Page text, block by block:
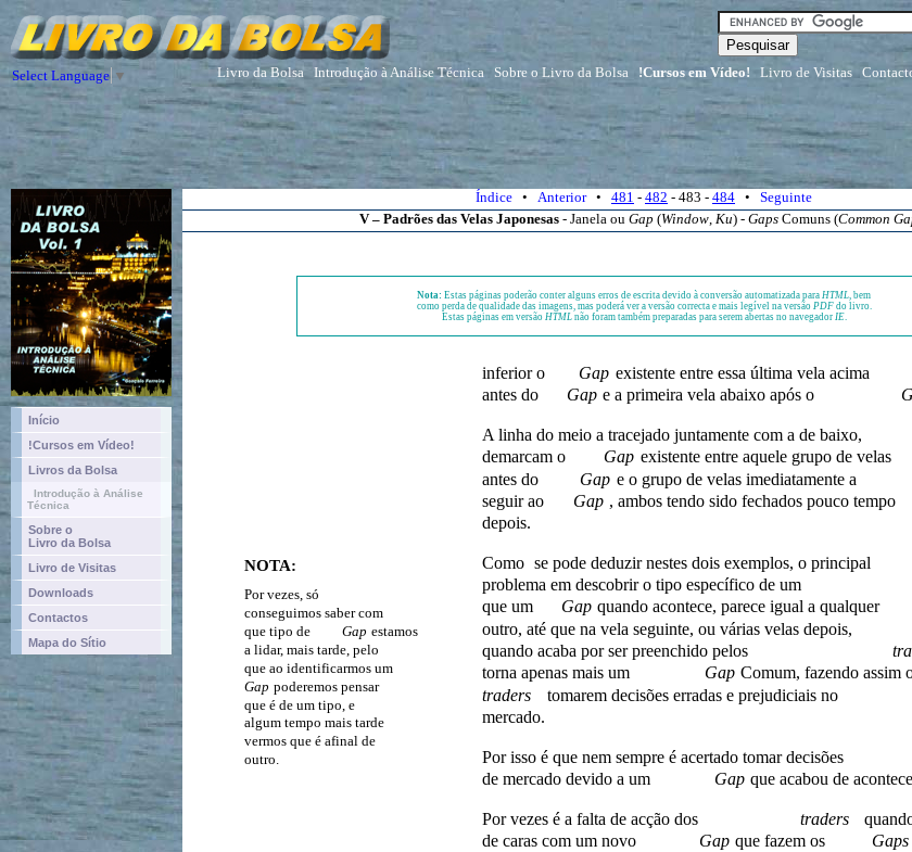
Select Language ▼ Livro da Bolsa Introdução à Análise Técnica Sobre o Livro da Bolsa !Cursos em Vídeo! Livro de Visitas
Início
!Cursos em Vídeo!
Livros da Bolsa
Introdução à Análise
Técnica
Sobre o
Livro da Bolsa
Livro de Visitas
Downloads
Contactos
Mapa do Sítio
V – Padrões das Velas Japonesas - Janela ou Gap (Window, Ku) - Gaps Comuns (Common
Índice • Anterior• 481 - 482 - 483 - 484 • Seguinte
inferior o Gap existente entre essa última vela acima
antes do
Gap e a primeira vela abaixo após o
A linha do meio a tracejado juntamente com a de baixo,
demarcam o
Gap existente entre aquele grupo de velas
antes do
Gap e o grupo de velas imediatamente a
seguir ao
Gap , ambos tendo sido fechados pouco tempo
depois.
Como se pode deduzir nestes dois exemplos, o principal
problema em descobrir o tipo específico de um
que um
Gap quando acontece, parece igual a qualquer
outro, até que na vela seguinte, ou várias velas depois,
quando acaba por ser preenchido pelos
torna apenas mais um
Gap Comum, fazendo assim
traders
tomarem decisões erradas e prejudiciais no
mercado.
Por isso é que nem sempre é acertado tomar decisões
de mercado devido a um
Gap que acabou de
Por vezes é a falta de acção dos traders
de caras com um novo
Gap que fazem os Gaps
NOTA:
Por vezes, só
conseguimos saber com
que tipo de
Gap estamos
a lidar, mais tarde, pelo
que ao identificarmos um
Gap poderemos pensar
que é de um tipo, e
algum tempo mais tarde
vermos que é afinal de
outro.
Nota: Estas páginas poderão conter alguns erros de escrita devido à conversão automatizada para HTML, bem
como perda de qualidade das imagens, mas poderá ver a versão correcta e mais legível na versão PDFdo livro.
Estas páginas em versão HTMLnão foram também preparadas para serem abertas no navegador IE.